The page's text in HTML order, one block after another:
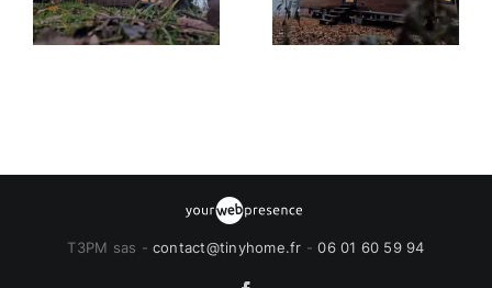
T3PM sas - contact@tinyhome.fr -06 01 60 59 94